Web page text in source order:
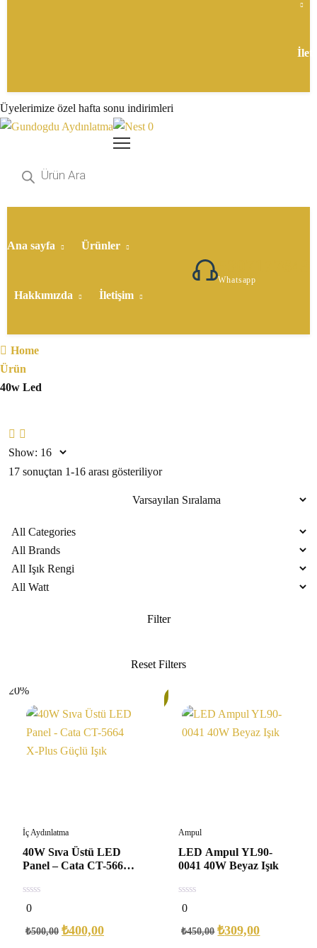
Üyelerimize özel hafta sonu indirimleri
0
Ana sayfa Ürünler
Hakkımızda İletişim
Whatsapp
Home
Ürün
40w Led
Show:
17 sonuçtan 1-16 arası gösteriliyor
20%
İç Aydınlatma
40W Sıva Üstü LED
Panel – Cata CT-5664
0
out
5
0
₺500,00 ₺400,00
Ampul
LED Ampul YL90-
0041 40W Beyaz Işık
0
out
5
0
₺450,00 ₺309,00